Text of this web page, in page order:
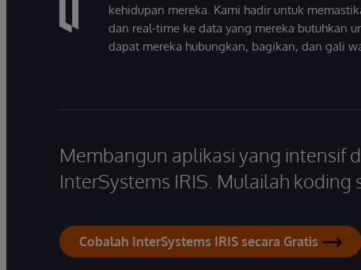
kehidupan mereka. Kami hadir untuk
dan real-time ke data yang mereka butuhkan
dapat mereka hubungkan, bagikan, dan gali
Membangun aplikasi yang intensif
InterSystems IRIS. Mulailah koding
Cobalah InterSystems IRIS secara Gratis